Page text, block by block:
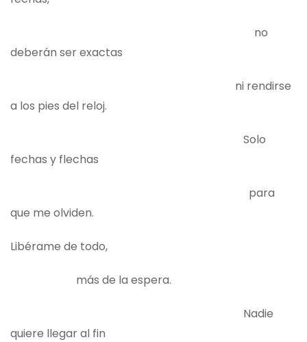
no
deberán ser exactas
ni rendirse
a los pies del reloj.
Solo
fechas y flechas
para
que me olviden.
Libérame de todo,
más de la espera.
Nadie
quiere llegar al fin